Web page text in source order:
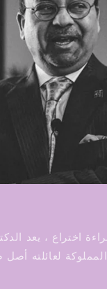
45 براءة اختراع ، يعد
لعائلته أصل